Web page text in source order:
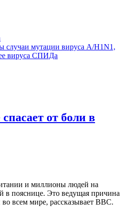
случаи мутации вируса А/H1N1,
вируса СПИДа
от боли в
и миллионы людей на
в пояснице. Это ведущая причина
всем мире, рассказывает BBC.